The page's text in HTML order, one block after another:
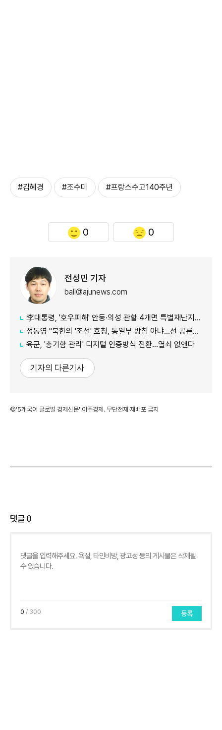
#김혜경 #조수미 #프랑스수고140주년
0 0
전성민 기자
ball@ajunews.com
李대통령, '호우피해' 안동·의성 관할 4개면 특별재난지역 선포
정동영 "북한의 '조선' 호칭, 통일부 방침 아냐...선 공론화 먼저"
육군, '총기함 관리' 디지털 인증방식 전환…열쇠 없앤다
기자의 다른기사
©'5개국어 글로벌 경제신문' 아주경제. 무단전재·재배포 금지
댓글0
0 / 300 등록